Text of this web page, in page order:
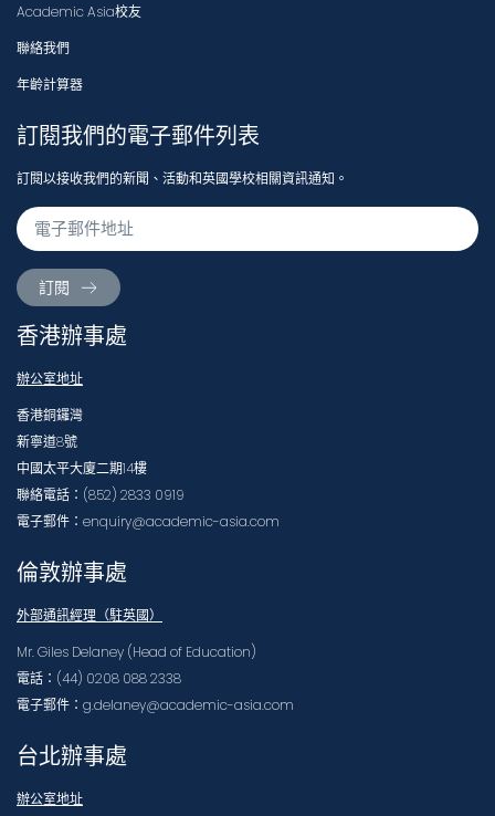
Academic Asia校友
聯絡我們
年齡計算器
訂閱我們的電子郵件列表
訂閱以接收我們的新聞、活動和英國學校相關資訊通知。
訂閱
香港辦事處
辦公室地址
香港銅鑼灣
新寧道8號
中國太平大廈二期14樓
聯絡電話：(852) 2833 0919
電子郵件：enquiry@academic-asia.com
倫敦辦事處
外部通訊經理（駐英國）
Mr. Giles Delaney (Head of Education)
電話：(44) 0208 088 2338
電子郵件：g.delaney@academic-asia.com
台北辦事處
辦公室地址